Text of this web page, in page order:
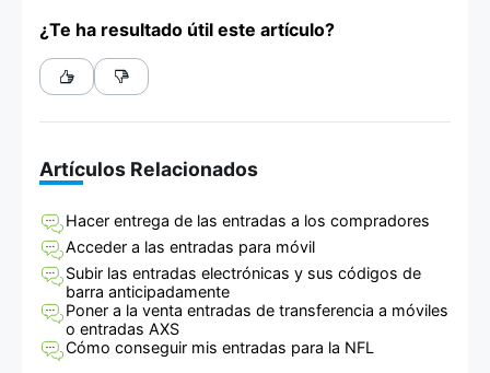
¿Te ha resultado útil este artículo?
Artículos Relacionados
Hacer entrega de las entradas a los compradores
Acceder a las entradas para móvil
Subir las entradas electrónicas y sus códigos de
barra anticipadamente
Poner a la venta entradas de transferencia a móviles
o entradas AXS
Cómo conseguir mis entradas para la NFL